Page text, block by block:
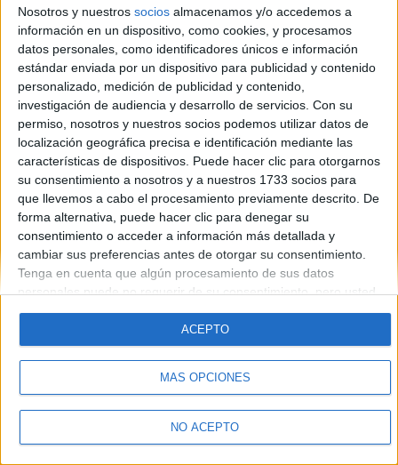
Nosotros y nuestros socios almacenamos y/o accedemos a
información en un dispositivo, como cookies, y procesamos
datos personales, como identificadores únicos e información
estándar enviada por un dispositivo para publicidad y contenido
personalizado, medición de publicidad y contenido,
investigación de audiencia y desarrollo de servicios. Con su
permiso, nosotros y nuestros socios podemos utilizar datos de
localización geográfica precisa e identificación mediante las
características de dispositivos. Puede hacer clic para otorgarnos
su consentimiento a nosotros y a nuestros 1733 socios para
que llevemos a cabo el procesamiento previamente descrito. De
forma alternativa, puede hacer clic para denegar su
consentimiento o acceder a información más detallada y
cambiar sus preferencias antes de otorgar su consentimiento.
Tenga en cuenta que algún procesamiento de sus datos
personales puede no requerir de su consentimiento, pero usted
tiene el derecho de rechazar tal procesamiento. Sus
preferencias se aplicarán solo a este sitio web. Puede cambiar
sus preferencias o retirar su consentimiento en cualquier
momento volviendo a este sitio y haciendo clic en el botón
"Privacidad" en la parte inferior de la página web.
MÁS OPCIONES
NO ACEPTO
ACEPTO
Contraseña:*
Introduce la contraseña que acompaña a tu nombre de usuario
Quiénes somos|Contactar |Anúnciate
Aviso legal|Politica de privacidad|Condiciones generales
de cookies
© 2003-2026Compás Mediterráneo S.L.- Diego de León 47 - 28006
Madrid [ESPAÑA] - Tel. +34 91 593 2767